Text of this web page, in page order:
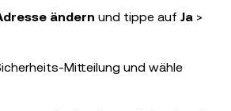
ändern und tippe auf Ja >
Mitteilung und wähle